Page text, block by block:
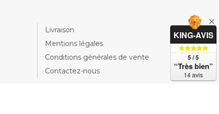
Livraison
Mentions légales
Conditions générales de vente
Contactez-nous
KING-AVIS
5 / 5
“Très bien”
14 avis